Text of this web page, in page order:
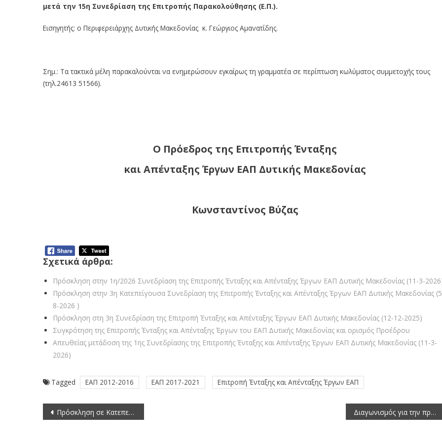
μετά την 15η Συνεδρίαση της Επιτροπής Παρακολούθησης (Ε.Π.).
Εισηγητής: ο Περιφερειάρχης Δυτικής Μακεδονίας κ. Γεώργιος Αμανατίδης.
Σημ.: Τα τακτικά μέλη παρακαλούνται να ενημερώσουν εγκαίρως τη γραμματέα σε περίπτωση κωλύματος συμμετοχής τους
(τηλ.24613 51566).
Ο Πρόεδρος της Επιτροπής Ένταξης
και Απένταξης Έργων ΕΑΠ Δυτικής Μακεδονίας
Κωνσταντίνος Βύζας
Σχετικά άρθρα:
Πρόσκληση στην 1η/2026 Συνεδρίαση της Επιτροπής Ένταξης και Απένταξης Έργων ΕΑΠ Δυτικής Μακεδονίας (11-3-
Πρόσκληση στην 3η Κατεπείγουσα Συνεδρίαση της Επιτροπής Ένταξης και Απένταξης Έργων ΕΑΠ Δυτικής Μακεδονίας
8-2026 )
Πρόσκληση στη 3η Συνεδρίαση της Επιτροπή Ένταξης και Απένταξης Έργων ΕΑΠ Δυτικής Μακεδονίας (12-12-2025)
Συγκρότηση της Επιτροπής Ένταξης και Απένταξης Έργων του ΕΑΠ Δυτικής Μακεδονίας και ορισμός Προέδρου
Απευθείας μετάδοση της 1ης Συνεδρίασης της Επιτροπής Ένταξης και Απένταξης Έργων ΕΑΠ Δυτικής Μακεδονίας (11-3-
2026)
Tagged ΕΑΠ 2012-2016 ΕΑΠ 2017-2021 Επιτροπή Ένταξης και Απένταξης Έργων ΕΑΠ
Πλοήγηση
άρθρων
Πρόσκληση σε Κατεπείγουσα Συνεδρίαση του Περιφερειακού Συμβουλίου Δυτικής Μακεδονίας (11-5-2026) Διαγωνισμός για την προμήθεια χρωμάτων και υλικών διαγράμμισης οδού ΠΕ Καστοριάς 2026